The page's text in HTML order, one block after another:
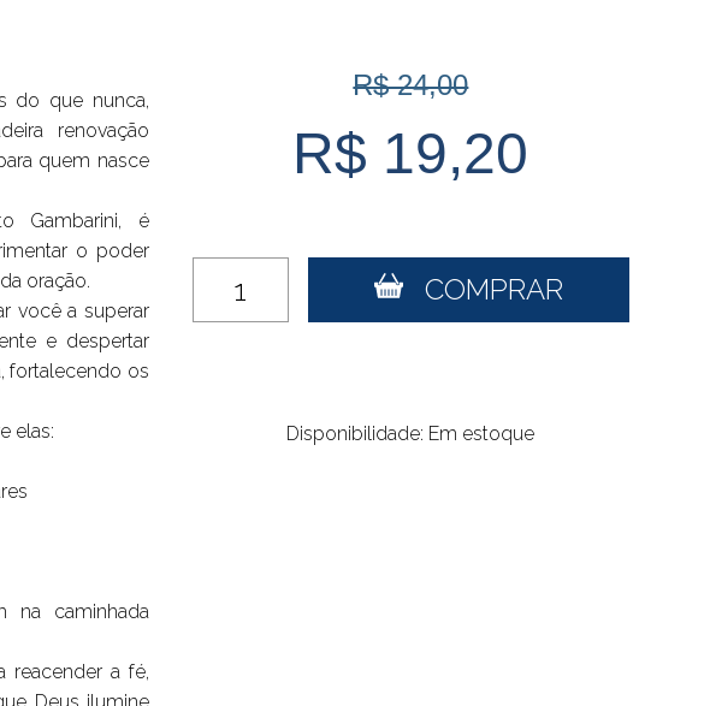
R$ 24,00
R$ 19,20
COMPRAR
Disponibilidade: Em estoque
do que nunca,
renovação
quem nasce
Gambarini, é
o poder
oração.
você a superar
e despertar
fortalecendo os
elas:
na caminhada
reacender a fé,